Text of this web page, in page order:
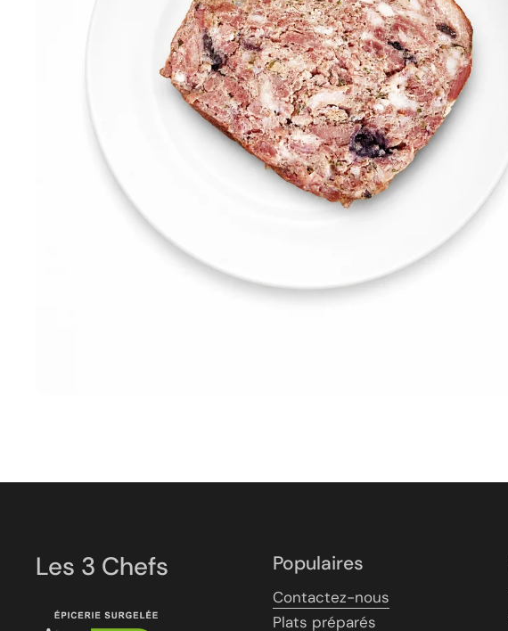
Les 3 Chefs Populaires
Contactez-nous
Plats préparés